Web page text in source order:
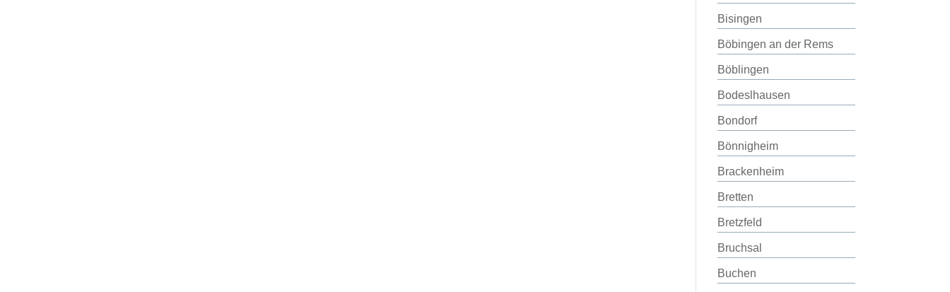
Bisingen
Böbingen an der Rems
Böblingen
Bodeslhausen
Bondorf
Bönnigheim
Brackenheim
Bretten
Bretzfeld
Bruchsal
Buchen